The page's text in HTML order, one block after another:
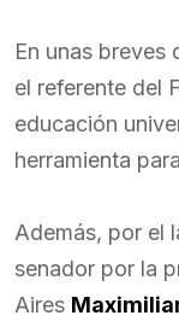
En unas breves
el referente del
educación
herramienta
Además, por el
senador por la
Aires